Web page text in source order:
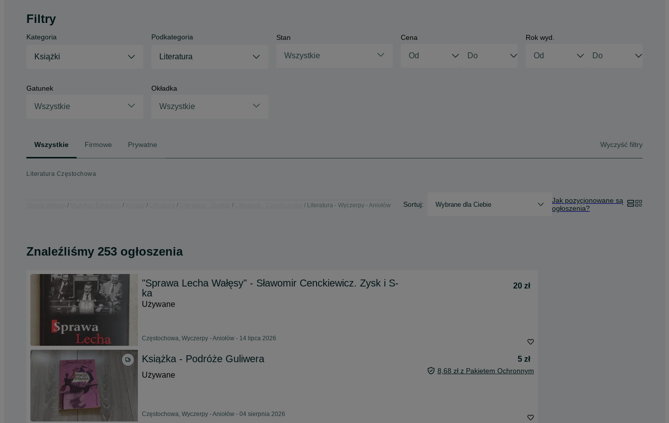
Filtry
Kategoria
Książki
Podkategoria
Literatura
Stan
Wszystkie
Cena Rok wyd.
Gatunek
Wszystkie
Okładka
Wszystkie
Wszystkie Firmowe Prywatne Wyczyść filtry
Literatura Częstochowa
Literatura - Wyczerpy - Aniołów Sortuj: Wybrane dla Ciebie
Jak pozycjonowane są
ogłoszenia?
Znaleźliśmy 253 ogłoszenia
"Sprawa Lecha Wałęsy" - Sławomir Cenckiewicz. Zysk i S-
ka
20 zł
Używane
Częstochowa, Wyczerpy - Aniołów - 14 lipca 2026
Książka - Podróże Guliwera
5 zł
Używane
8,68 zł z Pakietem Ochronnym
Częstochowa, Wyczerpy - Aniołów - 04 sierpnia 2026